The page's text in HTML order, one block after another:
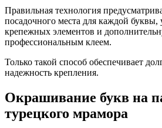
Правильная технология
посадочного места для каждой буквы,
крепежных элементов и
профессиональным клеем.
Только такой способ обеспечивает
надежность крепления.
Окрашивание букв на
турецкого мрамора